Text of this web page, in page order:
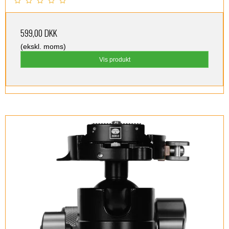
599,00 DKK
(ekskl. moms)
Vis produkt